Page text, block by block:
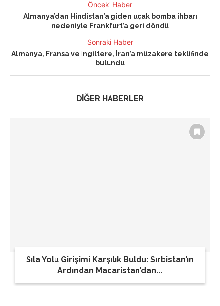
Önceki Haber
Almanya’dan Hindistan’a giden uçak bomba ihbarı
nedeniyle Frankfurt’a geri döndü
Sonraki Haber
Almanya, Fransa ve İngiltere, İran’a müzakere teklifinde
bulundu
DİĞER HABERLER
Sıla Yolu Girişimi Karşılık Buldu: Sırbistan’ın
Ardından Macaristan’dan...